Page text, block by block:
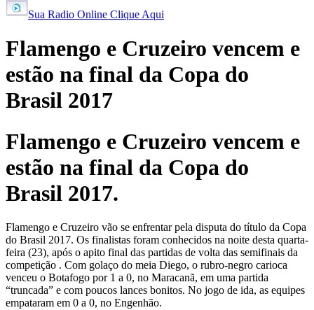
Sua Radio Online Clique Aqui
Flamengo e Cruzeiro vencem e
estão na final da Copa do
Brasil 2017
Flamengo e Cruzeiro vencem e
estão na final da Copa do
Brasil 2017.
Flamengo e Cruzeiro vão se enfrentar pela disputa do título da Copa
do Brasil 2017. Os finalistas foram conhecidos na noite desta quarta-
feira (23), após o apito final das partidas de volta das semifinais da
competição . Com golaço do meia Diego, o rubro-negro carioca
venceu o Botafogo por 1 a 0, no Maracanã, em uma partida
“truncada” e com poucos lances bonitos. No jogo de ida, as equipes
empataram em 0 a 0, no Engenhão.